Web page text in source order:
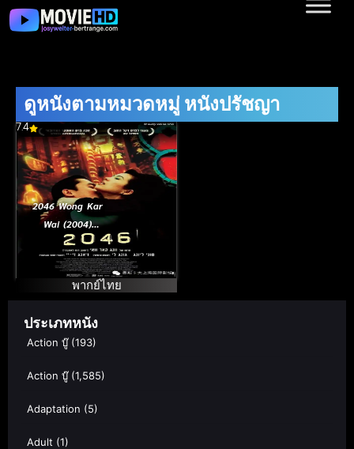
ดูหนังตามหมวดหมู่ หนังปรัชญา
7.4
2046 Wong Kar
Wai (2004)
(พากย์ไทย)
พากย์ไทย
ประเภทหนัง
Action บู๊(193)
Action บู๊(1,585)
Adaptation (5)
Adult (1)